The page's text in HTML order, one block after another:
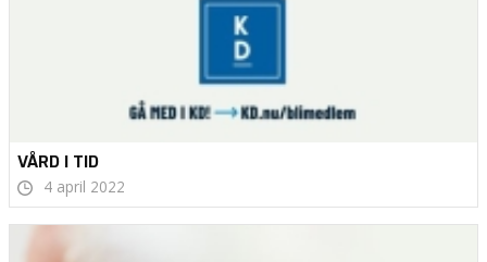
VÅRD I TID
4 april 2022